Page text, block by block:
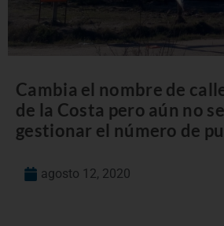
Cambia el nombre de
de la Costa pero aún no
gestionar el número de
agosto 12, 2020